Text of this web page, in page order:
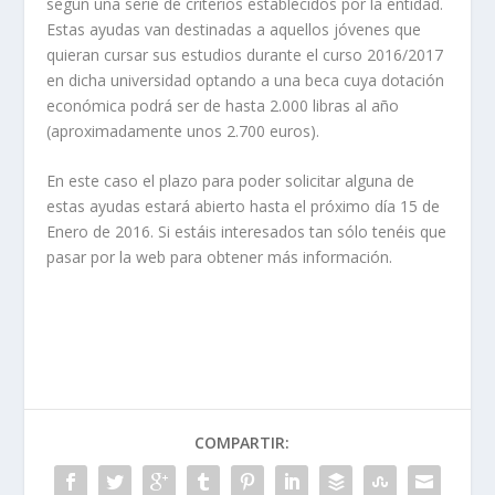
Estas ayudas van destinadas a aquellos jóvenes que
quieran cursar sus estudios durante el curso 2016/2017
en dicha universidad optando a una beca cuya dotación
económica podrá ser de hasta 2.000 libras al año
(aproximadamente unos 2.700 euros).
En este caso el plazo para poder solicitar alguna de
estas ayudas estará abierto hasta el próximo día 15 de
Enero de 2016. Si estáis interesados tan sólo tenéis que
pasar por la web para obtener más información.
COMPARTIR: